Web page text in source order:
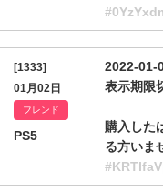
[1333]
01月02日
フレンド
PS5
2022-01-
表示期限
購入した
る方いま